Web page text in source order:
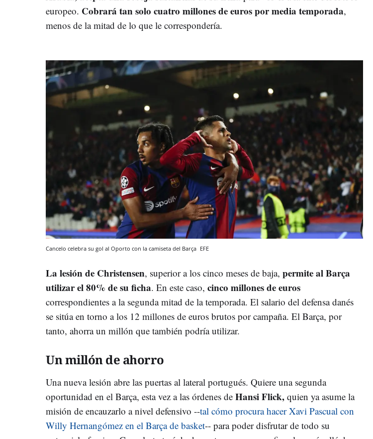
europeo. Cobrará tan solo cuatro millones de euros por media temporada,
menos de la mitad de lo que le correspondería.
Cancelo celebra su gol al Oporto con la camiseta del Barça EFE
La lesión de Christensen, superior a los cinco meses de baja, permite al Barça
utilizar el 80% de su ficha. En este caso, cinco millones de euros
correspondientes a la segunda mitad de la temporada. El salario del defensa danés
se sitúa en torno a los 12 millones de euros brutos por campaña. El Barça, por
tanto, ahorra un millón que también podría utilizar.
Un millón de ahorro
Una nueva lesión abre las puertas al lateral portugués. Quiere una segunda
oportunidad en el Barça, esta vez a las órdenes de Hansi Flick, quien ya asume la
misión de encauzarlo a nivel defensivo --tal cómo procura hacer Xavi Pascual con
Willy Hernangómez en el Barça de basket-- para poder disfrutar de todo su